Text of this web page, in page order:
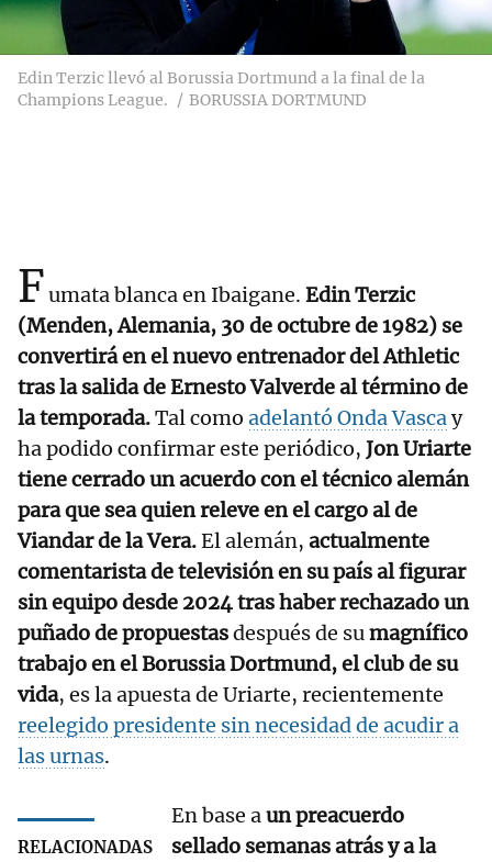
Edin Terzic llevó al Borussia Dortmund a la final de la
Champions League.
BORUSSIA DORTMUND
Fumata blanca en Ibaigane. Edin Terzic
(Menden, Alemania, 30 de octubre de 1982) se
convertirá en el nuevo entrenador del Athletic
tras la salida de Ernesto Valverde al término de
la temporada.Tal como adelantó Onda Vascay
ha podido confirmar este periódico, Jon Uriarte
tiene cerrado un acuerdo con el técnico alemán
para que sea quien releve en el cargo al de
Viandar de la Vera.El alemán, actualmente
comentarista de televisión en su país al figurar
sin equipo desde 2024 tras haber rechazado un
puñado de propuestasdespués de sumagnífico
trabajo en el Borussia Dortmund, el club de su
vida, es la apuesta de Uriarte, recientemente
reelegido presidente sin necesidad de acudir a
las urnas.
RELACIONADAS
En base aun preacuerdo
sellado semanas atrás y a la